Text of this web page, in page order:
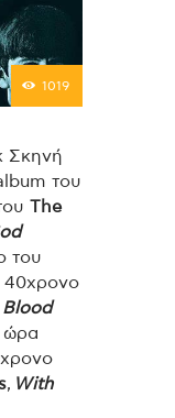
1019
Σκηνή
του
The
του
40χρονο
Blood
ώρα
, With